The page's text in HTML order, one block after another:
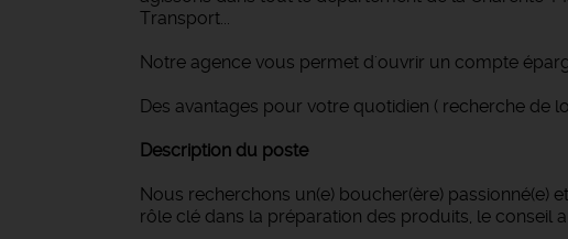
Transport...
Notre agence vous permet d'ouvrir un compte
Des avantages pour votre quotidien ( recherche de
Description du poste
Nous recherchons un(e) boucher(ère) passionné(e)
rôle clé dans la préparation des produits, le conseil